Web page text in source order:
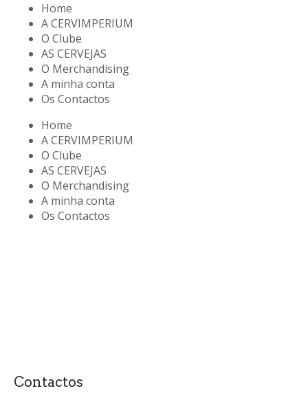
Home
A CERVIMPERIUM
O Clube
AS CERVEJAS
O Merchandising
A minha conta
Os Contactos
Home
A CERVIMPERIUM
O Clube
AS CERVEJAS
O Merchandising
A minha conta
Os Contactos
Contactos